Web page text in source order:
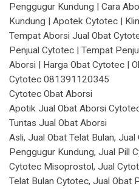
Penggugur Kundung | Cara
Kundung | Apotek Cytotec |
Tempat Aborsi Jual Obat
Penjual Cytotec | Tempat
Aborsi | Harga Obat Cytotec |
Cytotec 081391120345
Cytotec Obat Aborsi
Apotik Jual Obat Aborsi
Tuntas Jual Obat Aborsi
Asli, Jual Obat Telat Bulan,
Penggugur Kundung, Jual Pill
Cytotec Misoprostol, Jual
Telat Bulan Cytotec, Jual Obat